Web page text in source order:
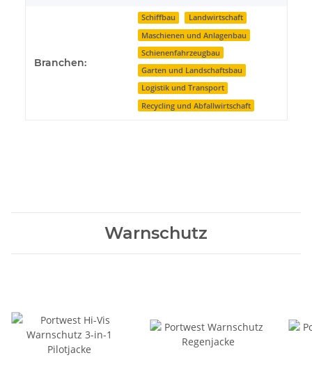
Branchen:
Schiffbau
Landwirtschaft
Maschienen und Anlagenbau
Schienenfahrzeugbau
Garten und Landschaftsbau
Logistik und Transport
Recycling und Abfallwirtschaft
Warnschutz